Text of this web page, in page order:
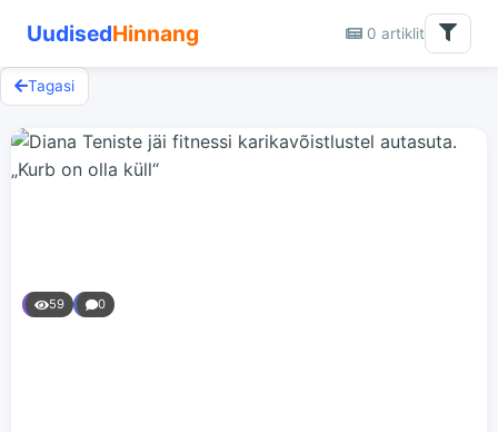
UudisedHinnang 0 artiklit
Tagasi
59 0